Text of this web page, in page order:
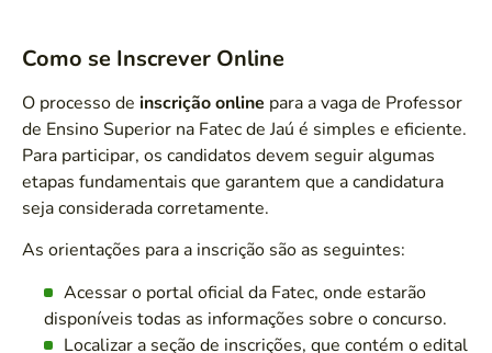
Como se Inscrever Online
O processo de inscrição online para a vaga de Professor
de Ensino Superior na Fatec de Jaú é simples e eficiente.
Para participar, os candidatos devem seguir algumas
etapas fundamentais que garantem que a candidatura
seja considerada corretamente.
As orientações para a inscrição são as seguintes:
Acessar o portal oficial da Fatec, onde estarão
disponíveis todas as informações sobre o concurso.
Localizar a seção de inscrições, que contém o edital